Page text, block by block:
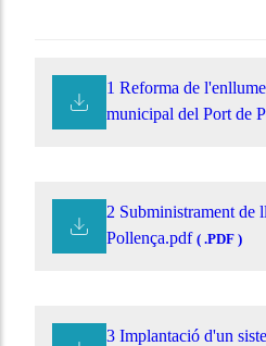
1 Reforma de
municipal del Port de
2 Subministrament de
Pollença.pdf ( .PDF )
3 Implantació d'un